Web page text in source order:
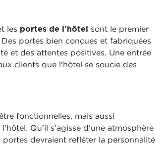
les portes de l'hôtel sont le premier
portes bien conçues et fabriquées
et des attentes positives. Une entrée
clients que l'hôtel se soucie des
fonctionnelles, mais aussi
Qu'il s'agisse d'une atmosphère
devraient refléter la personnalité